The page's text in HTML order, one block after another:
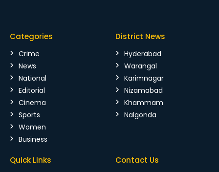
Categories
Crime
News
National
Editorial
Cinema
Sports
Women
Business
District News
Hyderabad
Warangal
Karimnagar
Nizamabad
Khammam
Nalgonda
Quick Links Contact Us